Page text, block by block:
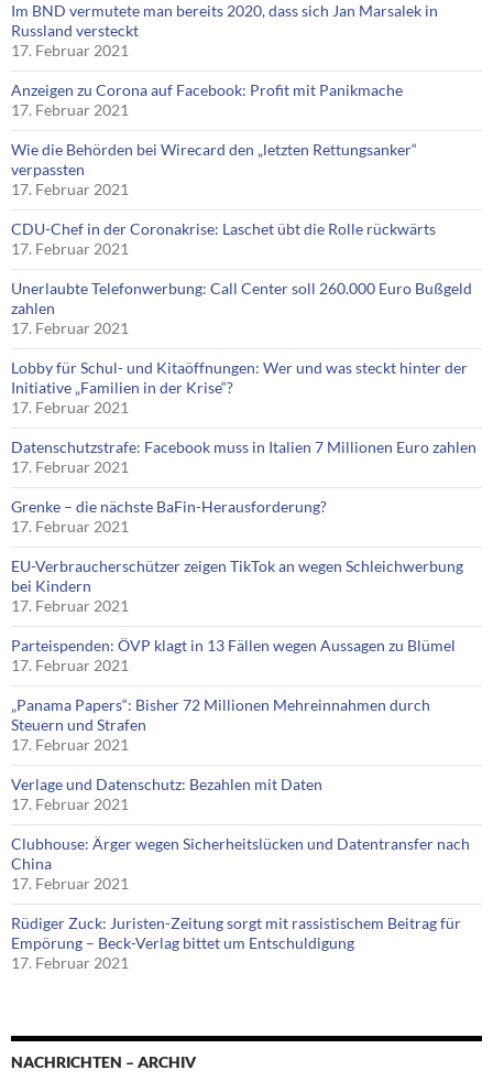
Im BND vermutete man bereits 2020, dass sich Jan Marsalek in
Russland versteckt
17. Februar 2021
Anzeigen zu Corona auf Facebook: Profit mit Panikmache
17. Februar 2021
Wie die Behörden bei Wirecard den „letzten Rettungsanker“
verpassten
17. Februar 2021
CDU-Chef in der Coronakrise: Laschet übt die Rolle rückwärts
17. Februar 2021
Unerlaubte Telefonwerbung: Call Center soll 260.000 Euro Bußgeld
zahlen
17. Februar 2021
Lobby für Schul- und Kitaöffnungen: Wer und was steckt hinter der
Initiative „Familien in der Krise“?
17. Februar 2021
Datenschutzstrafe: Facebook muss in Italien 7 Millionen Euro zahlen
17. Februar 2021
Grenke – die nächste BaFin-Herausforderung?
17. Februar 2021
EU-Verbraucherschützer zeigen TikTok an wegen Schleichwerbung
bei Kindern
17. Februar 2021
Parteispenden: ÖVP klagt in 13 Fällen wegen Aussagen zu Blümel
17. Februar 2021
„Panama Papers“: Bisher 72 Millionen Mehreinnahmen durch
Steuern und Strafen
17. Februar 2021
Verlage und Datenschutz: Bezahlen mit Daten
17. Februar 2021
Clubhouse: Ärger wegen Sicherheitslücken und Datentransfer nach
China
17. Februar 2021
Rüdiger Zuck: Juristen-Zeitung sorgt mit rassistischem Beitrag für
Empörung – Beck-Verlag bittet um Entschuldigung
17. Februar 2021
NACHRICHTEN – ARCHIV